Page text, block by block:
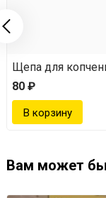
400 г
Щепа для
80 ₽
Вам может